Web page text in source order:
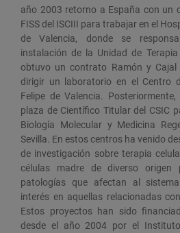
año 2003 retorno a España con un
FISS del ISCIII para trabajar en el
de Valencia, donde se
instalación de la Unidad de
obtuvo un contrato Ramón y
dirigir un laboratorio en el Centro
Felipe de Valencia.
plaza de Científico Titular del CSIC
Biología Molecular y Medicina
Sevilla. En estos centros ha venido
de investigación sobre terapia
células madre de diverso
patologías que afectan al
interés en aquellas relacionadas
Estos proyectos han sido
desde el año 2004 por el